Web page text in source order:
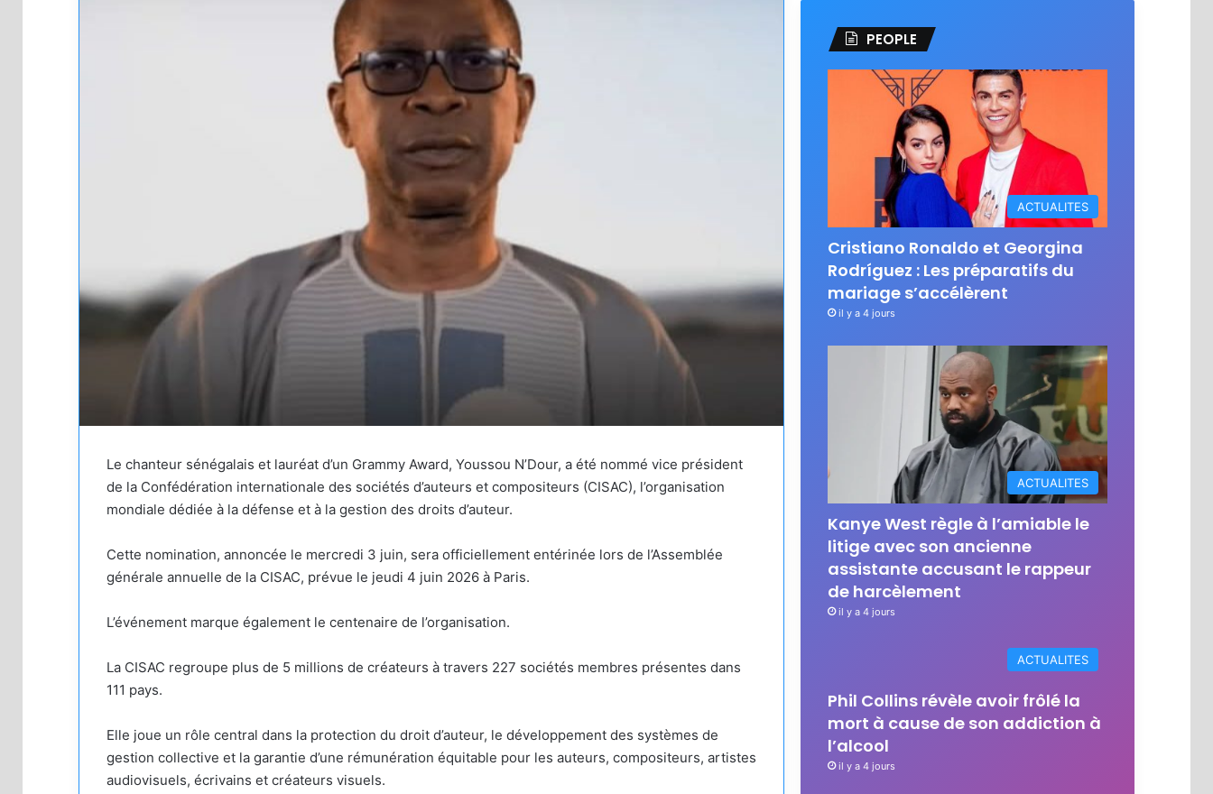
Le chanteur sénégalais et lauréat d’un Grammy Award, Youssou N’Dour, a été nommé vice président
de la Confédération internationale des sociétés d’auteurs et compositeurs (CISAC), l’organisation
mondiale dédiée à la défense et à la gestion des droits d’auteur.
Cette nomination, annoncée le mercredi 3 juin, sera officiellement entérinée lors de l’Assemblée
générale annuelle de la CISAC, prévue le jeudi 4 juin 2026 à Paris.
L’événement marque également le centenaire de l’organisation.
La CISAC regroupe plus de 5 millions de créateurs à travers 227 sociétés membres présentes dans
111 pays.
Elle joue un rôle central dans la protection du droit d’auteur, le développement des systèmes de
gestion collective et la garantie d’une rémunération équitable pour les auteurs, compositeurs, artistes
audiovisuels, écrivains et créateurs visuels.
PEOPLE
ACTUALITES
Cristiano Ronaldo et Georgina
Rodríguez : Les préparatifs du
mariage s’accélèrent
il y a 4 jours
ACTUALITES
Kanye West règle à l’amiable le
litige avec son ancienne
assistante accusant le rappeur
de harcèlement
il y a 4 jours
ACTUALITES
Phil Collins révèle avoir frôlé la
mort à cause de son addiction à
l’alcool
il y a 4 jours